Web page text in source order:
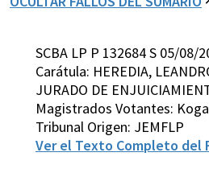
SCBA LP P 132684 S 05/08/
Carátula: HEREDIA,
JURADO DE
Magistrados Votantes:
Tribunal Origen: JEMFLP
Ver el Texto Completo del